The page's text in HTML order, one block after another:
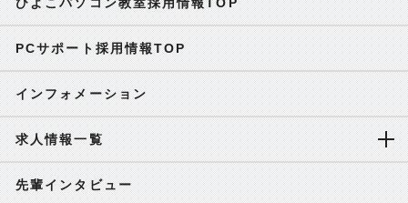
PCサポート採用情報TOP
インフォメーション
求人情報一覧
先輩インタビュー